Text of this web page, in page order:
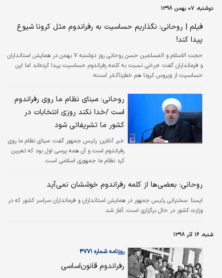
دوشنبه، ۰۷ بهمن ۱۳۹۸
فیلم | روحانی: نگذاریم حساسیت به رفراندوم مثل کرونا شیوع
پیدا کند!
حجت الاسلام و المسلمین حسن روحانی روز دوشنبه ۷ بهمن در همایش استانداران
و فرمانداران گفت: «برخی نسبت به کلمه رفراندوم حساسیت پیدا کرده‌اند اما این
حساسیت از ویروس کرونا هم خطرناک‌تر است».
روحانی: مبنای نظام ما روی رفراندوم
است /خدا نکند روزی انتخابات در
کشور ما تشریفاتی شود
خبر آنلاین: رئیس جمهور گفت: مبنای نظام ما روی
رفراندوم است و آن همه پرسی اول بود که تعیین
کرد نظام ما جمهوری اسلامی است.
روحانی: بعضی‌ها از کلمه رفراندوم خوششان نمی‌آید
ايسنا: سخنرانی رئیس جمهور در همایش استانداران و فرمانداران سراسر کشور که در
وزارت کشور در حال برگزاری است، آغاز شد.
شنبه، ۱۶ آذر ۱۳۹۸
روزنامه شماره ۴۷۷۱
رفراندوم قانون‌اساسی